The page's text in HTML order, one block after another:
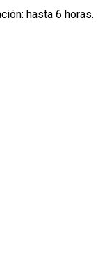
hasta 6 horas.